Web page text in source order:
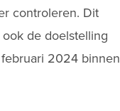
controleren. Dit
de doelstelling
2024 binnen